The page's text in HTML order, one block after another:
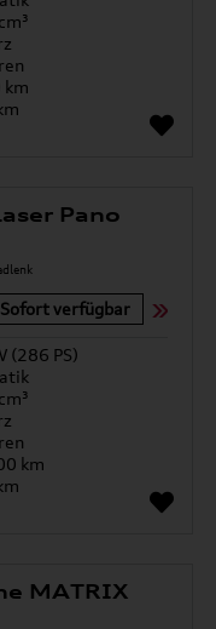
Pano
Sofort verfügbar
(286 PS)
km
MATRIX